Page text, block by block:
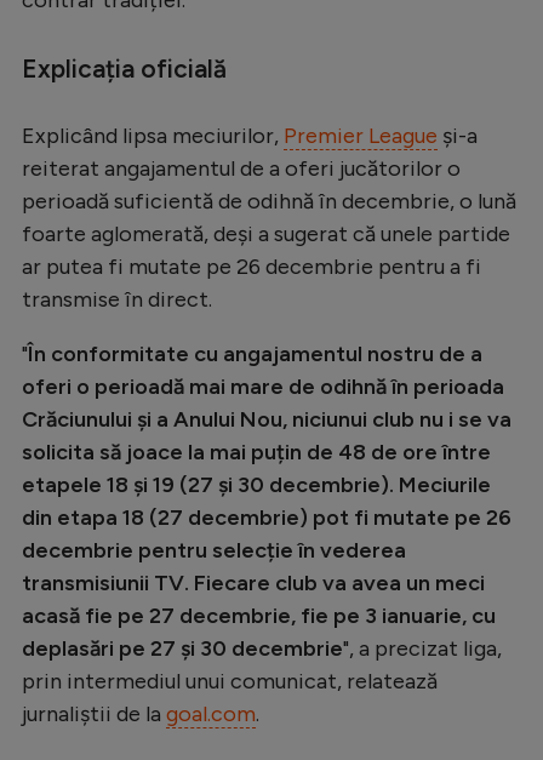
Handbal
Natație
Formula 1
Gimnastică
Ciclism
Alte sporturi
JO 2024
JO 2026
Intră în cont
Explicația oficială
Explicând lipsa meciurilor, Premier League și-a
reiterat angajamentul de a oferi jucătorilor o
perioadă suficientă de odihnă în decembrie, o lună
foarte aglomerată, deși a sugerat că unele partide
ar putea fi mutate pe 26 decembrie pentru a fi
transmise în direct.
"În conformitate cu angajamentul nostru de a
oferi o perioadă mai mare de odihnă în perioada
Crăciunului și a Anului Nou, niciunui club nu i se va
solicita să joace la mai puțin de 48 de ore între
etapele 18 și 19 (27 și 30 decembrie). Meciurile
din etapa 18 (27 decembrie) pot fi mutate pe 26
decembrie pentru selecție în vederea
transmisiunii TV. Fiecare club va avea un meci
acasă fie pe 27 decembrie, fie pe 3 ianuarie, cu
deplasări pe 27 și 30 decembrie", a precizat liga,
prin intermediul unui comunicat, relatează
jurnaliștii de la goal.com.